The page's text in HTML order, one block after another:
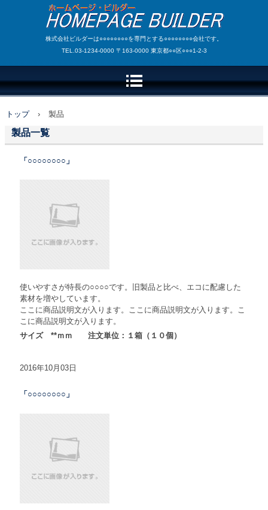
株式会社ビルダーは○○○○○○○○を専門とする○○○○○○○○会社です。
TEL.03-1234-0000 〒163-0000 東京都○○区○○○1-2-3
トップ › 製品
製品一覧
「○○○○○○○○」
使いやすさが特長の○○○○です。旧製品と比べ、エコに配慮した
素材を増やしています。
ここに商品説明文が入ります。ここに商品説明文が入ります。こ
こに商品説明文が入ります。
サイズ **ｍｍ 注文単位：１箱（１０個）
2016年10月03日
「○○○○○○○○」